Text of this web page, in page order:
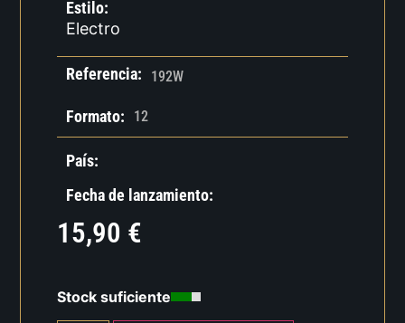
Estilo:
Electro
Referencia: 192W
Formato: 12
País:
Fecha de lanzamiento:
15,90 €
Stock suficiente